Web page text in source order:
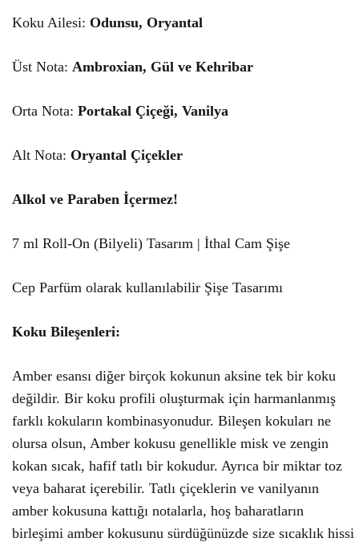
Koku Ailesi: Odunsu, Oryantal
Üst Nota: Ambroxian, Gül ve Kehribar
Orta Nota: Portakal Çiçeği, Vanilya
Alt Nota: Oryantal Çiçekler
Alkol ve Paraben İçermez!
7 ml Roll-On (Bilyeli) Tasarım | İthal Cam Şişe
Cep Parfüm olarak kullanılabilir Şişe Tasarımı
Koku Bileşenleri:
Amber esansı diğer birçok kokunun aksine tek bir koku
değildir. Bir koku profili oluşturmak için harmanlanmış
farklı kokuların kombinasyonudur. Bileşen kokuları ne
olursa olsun, Amber kokusu genellikle misk ve zengin
kokan sıcak, hafif tatlı bir kokudur. Ayrıca bir miktar toz
veya baharat içerebilir. Tatlı çiçeklerin ve vanilyanın
amber kokusuna kattığı notalarla, hoş baharatların
birleşimi amber kokusunu sürdüğünüzde size sıcaklık hissi